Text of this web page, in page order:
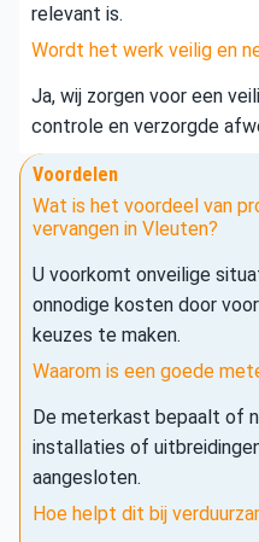
relevant is.
Wordt het werk veilig en
Ja, wij zorgen voor een
controle en verzorgde
Voordelen
Wat is het voordeel van
vervangen in Vleuten?
U voorkomt onveilige
onnodige kosten door
keuzes te maken.
Waarom is een goede
De meterkast bepaalt of
installaties of
aangesloten.
Hoe helpt dit bij